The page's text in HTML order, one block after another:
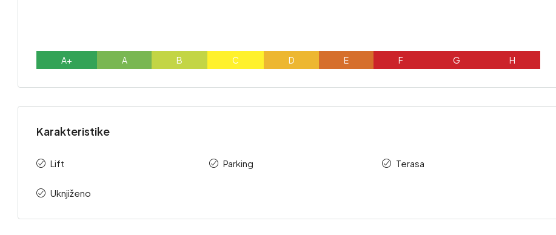
A+ A B C D E F G H
Karakteristike
Lift Parking Terasa
Uknjiženo